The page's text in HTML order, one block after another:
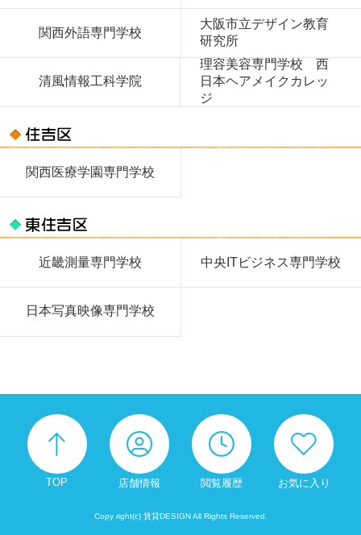
関西外語専門学校
大阪市立デザイン教育
研究所
清風情報工科学院
理容美容専門学校 西
日本ヘアメイクカレッ
ジ
関西医療学園専門学校
近畿測量専門学校 中央ITビジネス専門学校
日本写真映像専門学校
TOP 店舗情報 閲覧履歴 お気に入り
Copy right(c) 賃貸DESIGN All Rights Reserved.